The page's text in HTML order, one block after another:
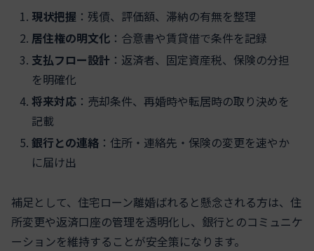
現状把握 ：残債、評価額、滞納の有無を整理
居住権の明文化 ：合意書や賃貸借で条件を記録
支払フロー設計 ：返済者、固定資産税、保険の分担
を明確化
将来対応 ：売却条件、再婚時や転居時の取り決めを
記載
銀行との連絡 ：住所・連絡先・保険の変更を速やか
に届け出
補足として、住宅ローン離婚ばれると懸念される方は、住
所変更や返済口座の管理を透明化し、銀行とのコミュニケ
ーションを維持することが安全策になります。